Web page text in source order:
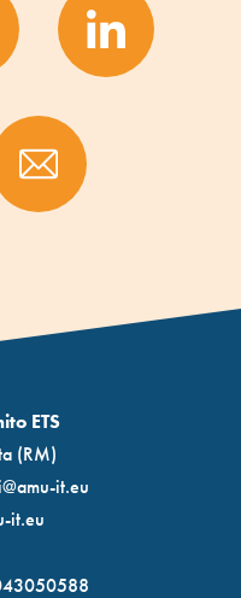
ETS
(RM)
it.eu
it.eu